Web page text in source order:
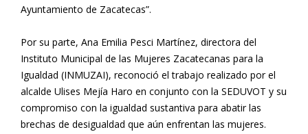
Ayuntamiento de Zacatecas”.
Por su parte, Ana Emilia Pesci Martínez, directora del
Instituto Municipal de las Mujeres Zacatecanas para la
Igualdad (INMUZAI), reconoció el trabajo realizado por el
alcalde Ulises Mejía Haro en conjunto con la SEDUVOT y su
compromiso con la igualdad sustantiva para abatir las
brechas de desigualdad que aún enfrentan las mujeres.